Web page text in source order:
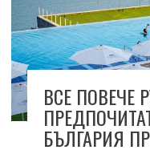
ВСЕ ПОВЕЧЕ
БЪЛГАРИЯ